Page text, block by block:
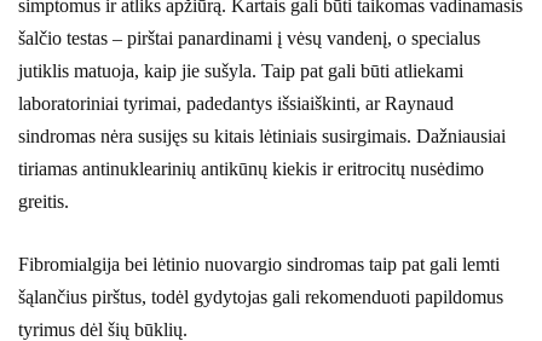
simptomus ir atliks apžiūrą. Kartais gali būti taikomas vadinamasis
šalčio testas – pirštai panardinami į vėsų vandenį, o specialus
jutiklis matuoja, kaip jie sušyla. Taip pat gali būti atliekami
laboratoriniai tyrimai, padedantys išsiaiškinti, ar Raynaud
sindromas nėra susijęs su kitais lėtiniais susirgimais. Dažniausiai
tiriamas antinuklearinių antikūnų kiekis ir eritrocitų nusėdimo
greitis.
Fibromialgija bei lėtinio nuovargio sindromas taip pat gali lemti
šąlančius pirštus, todėl gydytojas gali rekomenduoti papildomus
tyrimus dėl šių būklių.